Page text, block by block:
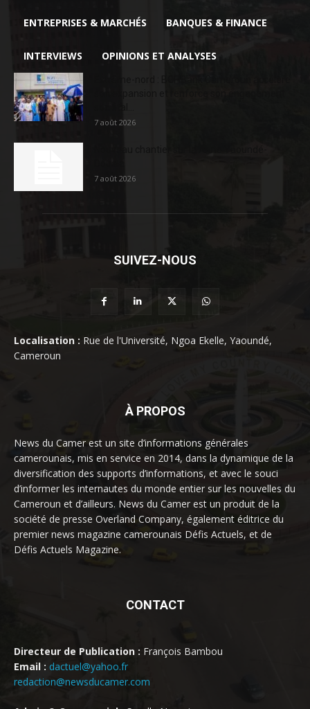
ENTREPRISES & MARCHÉS BANQUES & FINANCE
INTERVIEWS OPINIONS ET ANALYSES
7 août 2026
7 août 2026
SUIVEZ-NOUS
Localisation : Rue de l'Université, Ngoa Ekelle, Yaoundé,
Cameroun
À PROPOS
News du Camer est un site d’informations générales
camerounais, mis en service en 2014, dans la dynamique de la
diversification des supports d’informations, et avec le souci
d’informer les internautes du monde entier sur les nouvelles du
Cameroun et d’ailleurs. News du Camer est un produit de la
société de presse Overland Company, également éditrice du
premier news magazine camerounais Défis Actuels, et de
Défis Actuels Magazine.
CONTACT
Directeur de Publication : François Bambou
Email : dactuel@yahoo.fr
redaction@newsducamer.com